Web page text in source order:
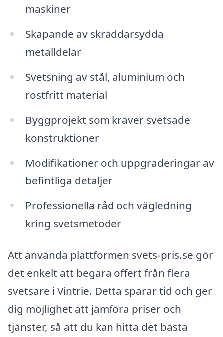
maskiner
Skapande av skräddarsydda
metalldelar
Svetsning av stål, aluminium och
rostfritt material
Byggprojekt som kräver svetsade
konstruktioner
Modifikationer och uppgraderingar av
befintliga detaljer
Professionella råd och vägledning
kring svetsmetoder
Att använda plattformen svets-pris.se gör
det enkelt att begära offert från flera
svetsare i Vintrie. Detta sparar tid och ger
dig möjlighet att jämföra priser och
tjänster, så att du kan hitta det bästa